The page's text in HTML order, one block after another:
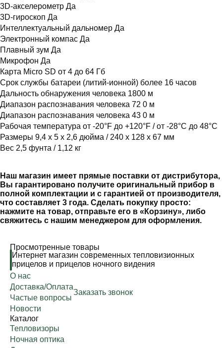
3D-акселерометр Да
3D-гироскоп Да
Интеллектуальный дальномер Да
Электронный компас Да
Плавный зум Да
Микрофон Да
Карта Micro SD от 4 до 64 Гб
Срок службы батареи (литий-ионной) более 16 часов
Дальность обнаружения человека 1800 м
Диапазон распознавания человека 72 0 м
Диапазон распознавания человека 43 0 м
Рабочая температура от -20°F до +120°F / от -28°C до 48°C
Размеры 9,4 x 5 x 2,6 дюйма / 240 x 128 x 67 мм
Вес 2,5 фунта / 1,12 кг
Наш магазин имеет прямые поставки от дистрибутора,
Вы гарантировано получите оригинальный прибор в
полной комплектации и с гарантией от производителя,
что составляет 3 года. Сделать покупку просто:
нажмите на товар, отправьте его в «Корзину», либо
свяжитесь с нашим менеджером для оформления.
Просмотренные товары
Интернет магазин современных тепловизионных
прицелов и прицелов ночного видения
О нас
Доставка/Оплата
Частые вопросы
Новости
Заказать звонок
Каталог
Тепловизоры
Ночная оптика